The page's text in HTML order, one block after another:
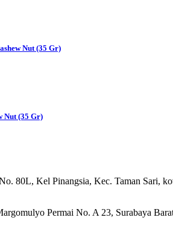
Nut (35 Gr)
Nut (35 Gr)
80L, Kel Pinangsia, Kec. Taman Sari,
Permai No. A 23, Surabaya